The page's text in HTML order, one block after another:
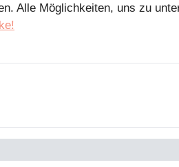
Alle Möglichkeiten, uns zu